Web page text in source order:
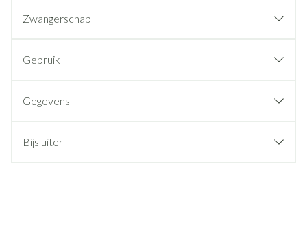
Zwangerschap
Gebruik
Gegevens
Bijsluiter